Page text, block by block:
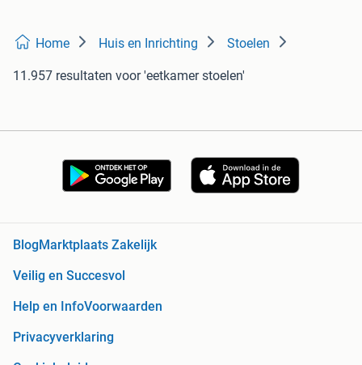
Home Huis en Inrichting Stoelen
11.957 resultaten voor 'eetkamer stoelen'
Blog Marktplaats Zakelijk
Veilig en Succesvol
Help en InfoVoorwaarden
Privacyverklaring